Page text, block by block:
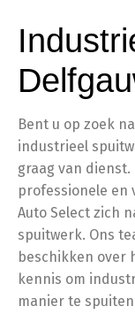
Bent u op zoek
industrieel
graag van
professionele en
Auto Select zich
spuitwerk. Ons
beschikken over
kennis om
manier te